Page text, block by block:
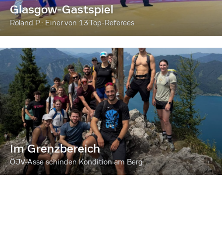
Glasgow-Gastspiel
Roland P.: Einer von 13 Top-Referees
Im Grenzbereich
ÖJV-Asse schinden Kondition am Berg